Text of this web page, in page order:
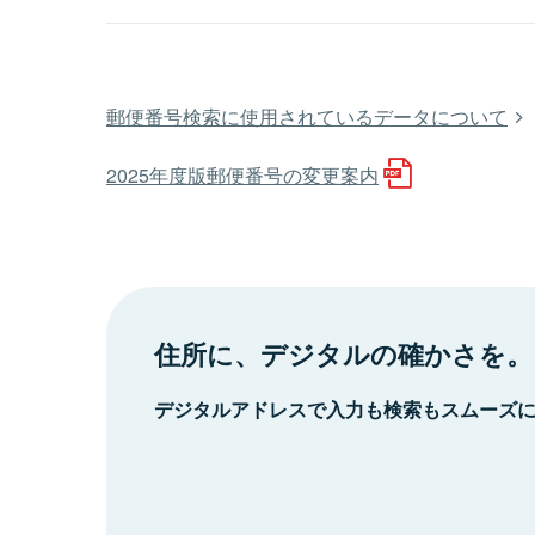
郵便番号検索に使用されているデータについて
2025年度版郵便番号の変更案内
住所に、デジタルの確かさを。
デジタルアドレスで入力も検索もスムーズ